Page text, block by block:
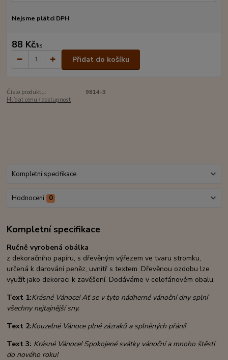
Nejsme plátci DPH
88 Kč/ks
Přidat do košíku
Číslo produktu:
9814-3
Hlídat cenu / dostupnost
Kompletní specifikace
Hodnocení 0
Kompletní specifikace
Ručně vyrobená obálka
z dekoračního papíru, s dřevěným výřezem ve tvaru stromku,
určená k darování peněz, uvnitř s textem. Dřevěnou ozdobu lze
využít jako dekoraci k zavěšení. Dodáváme v celofánovém obalu.
Text 1:Krásné Vánoce! Ať se v tyto nádherné vánoční dny splní
všechny nejtajnější sny.
Text 2:Kouzelné Vánoce plné zázraků a splněných přání!
Text 3: Krásné Vánoce!Spokojené svátky vánoční a mnoho štěstí
do nového roku!